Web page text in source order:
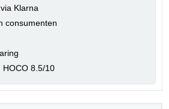
Klarna
consumenten
HOCO 8.5/10